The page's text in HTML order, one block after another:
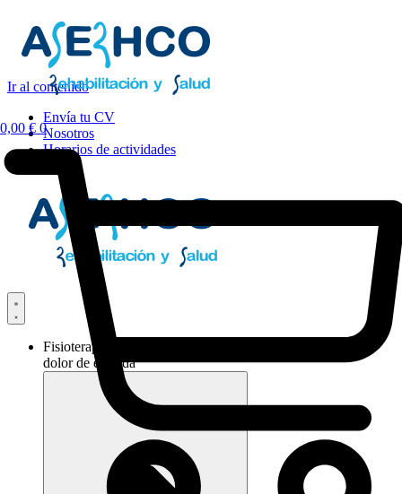
Ir al contenido
Envía tu CV
Nosotros
Horarios de actividades
Fisioterapia y
dolor de espalda
0,00 € 0